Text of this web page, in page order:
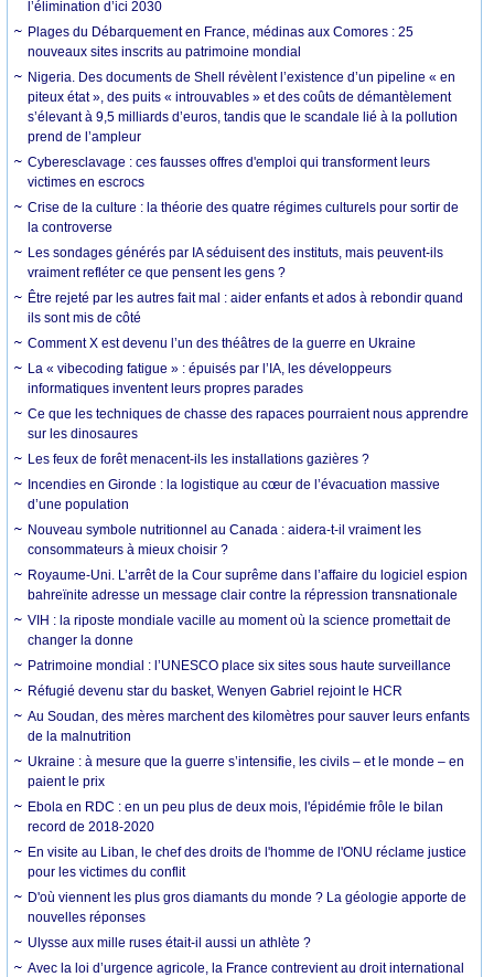
l’élimination d’ici 2030
Plages du Débarquement en France, médinas aux Comores : 25
nouveaux sites inscrits au patrimoine mondial
Nigeria. Des documents de Shell révèlent l’existence d’un pipeline « en
piteux état », des puits « introuvables » et des coûts de démantèlement
s’élevant à 9,5 milliards d’euros, tandis que le scandale lié à la pollution
prend de l’ampleur
Cyberesclavage : ces fausses offres d'emploi qui transforment leurs
victimes en escrocs
Crise de la culture : la théorie des quatre régimes culturels pour sortir de
la controverse
Les sondages générés par IA séduisent des instituts, mais peuvent-ils
vraiment refléter ce que pensent les gens ?
Être rejeté par les autres fait mal : aider enfants et ados à rebondir quand
ils sont mis de côté
Comment X est devenu l’un des théâtres de la guerre en Ukraine
La « vibecoding fatigue » : épuisés par l’IA, les développeurs
informatiques inventent leurs propres parades
Ce que les techniques de chasse des rapaces pourraient nous apprendre
sur les dinosaures
Les feux de forêt menacent-ils les installations gazières ?
Incendies en Gironde : la logistique au cœur de l’évacuation massive
d’une population
Nouveau symbole nutritionnel au Canada : aidera-t-il vraiment les
consommateurs à mieux choisir ?
Royaume-Uni. L’arrêt de la Cour suprême dans l’affaire du logiciel espion
bahreïnite adresse un message clair contre la répression transnationale
VIH : la riposte mondiale vacille au moment où la science promettait de
changer la donne
Patrimoine mondial : l’UNESCO place six sites sous haute surveillance
Réfugié devenu star du basket, Wenyen Gabriel rejoint le HCR
Au Soudan, des mères marchent des kilomètres pour sauver leurs enfants
de la malnutrition
Ukraine : à mesure que la guerre s’intensifie, les civils – et le monde – en
paient le prix
Ebola en RDC : en un peu plus de deux mois, l'épidémie frôle le bilan
record de 2018-2020
En visite au Liban, le chef des droits de l'homme de l'ONU réclame justice
pour les victimes du conflit
D'où viennent les plus gros diamants du monde ? La géologie apporte de
nouvelles réponses
Ulysse aux mille ruses était-il aussi un athlète ?
Avec la loi d’urgence agricole, la France contrevient au droit international